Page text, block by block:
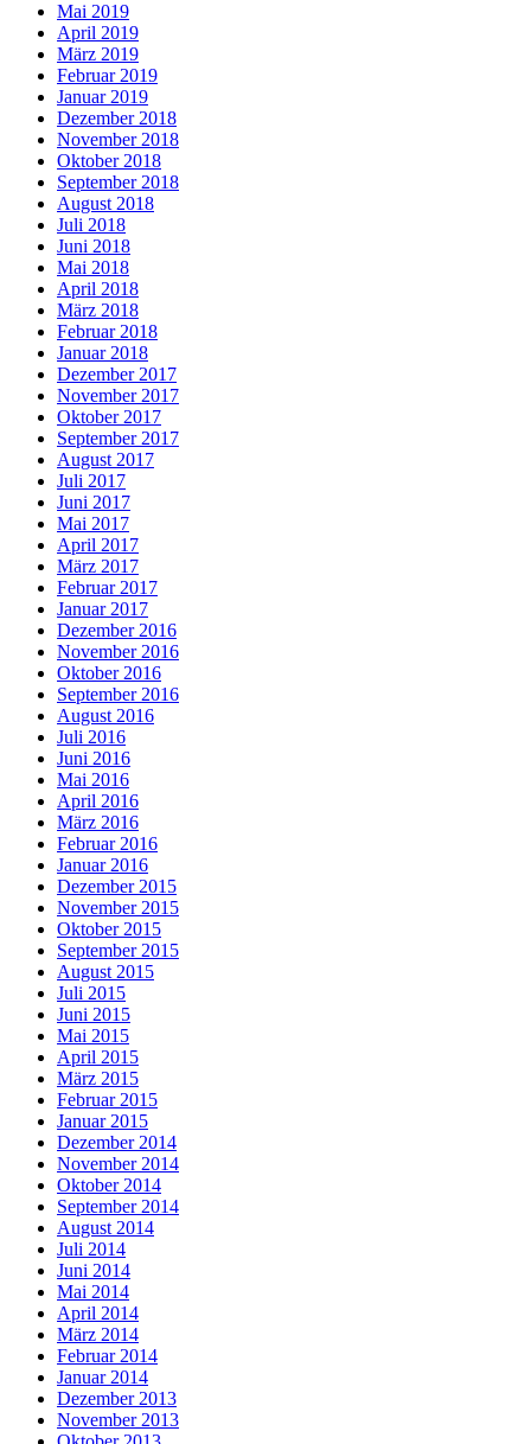
Mai 2019
April 2019
März 2019
Februar 2019
Januar 2019
Dezember 2018
November 2018
Oktober 2018
September 2018
August 2018
Juli 2018
Juni 2018
Mai 2018
April 2018
März 2018
Februar 2018
Januar 2018
Dezember 2017
November 2017
Oktober 2017
September 2017
August 2017
Juli 2017
Juni 2017
Mai 2017
April 2017
März 2017
Februar 2017
Januar 2017
Dezember 2016
November 2016
Oktober 2016
September 2016
August 2016
Juli 2016
Juni 2016
Mai 2016
April 2016
März 2016
Februar 2016
Januar 2016
Dezember 2015
November 2015
Oktober 2015
September 2015
August 2015
Juli 2015
Juni 2015
Mai 2015
April 2015
März 2015
Februar 2015
Januar 2015
Dezember 2014
November 2014
Oktober 2014
September 2014
August 2014
Juli 2014
Juni 2014
Mai 2014
April 2014
März 2014
Februar 2014
Januar 2014
Dezember 2013
November 2013